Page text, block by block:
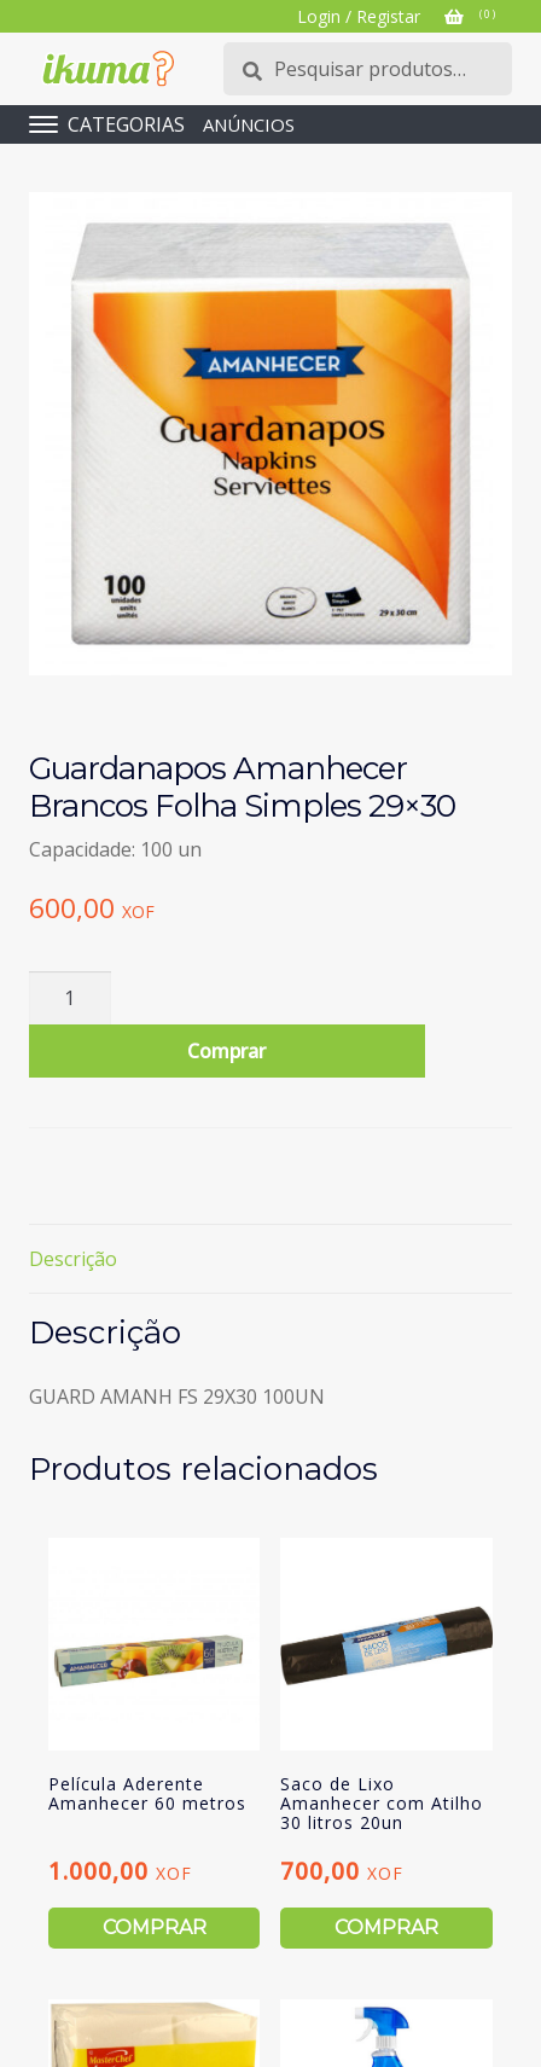
Login / Registar ( 0 )
Pesquisar
por:
Pesquisa
CATEGORIAS ANÚNCIOS
Guardanapos Amanhecer
Brancos Folha Simples 29×30
Capacidade: 100 un
600,00 XOF
Quantidade
Amanhecer
Comprar
Descrição
Descrição
GUARD AMANH FS 29X30 100UN
Produtos relacionados
Película Aderente
Amanhecer 60 metros
1.000,00 XOF
COMPRAR
Saco de Lixo
Amanhecer com Atilho
30 litros 20un
700,00XOF
COMPRAR